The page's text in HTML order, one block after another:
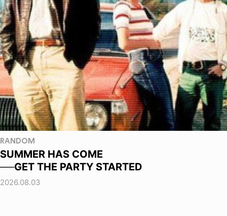
RANDOM
SUMMER HAS COME
──GET THE PARTY STARTED
2026.08.03